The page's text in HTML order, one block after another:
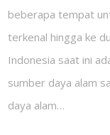
beberapa tempat
terkenal hingga ke
Indonesia saat ini
sumber daya alam
daya alam…